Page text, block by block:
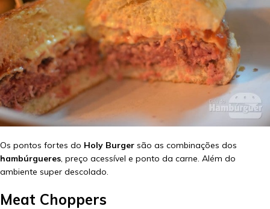
Os pontos fortes do Holy Burger são as combinações dos
hambúrgueres, preço acessível e ponto da carne. Além do
ambiente super descolado.
Meat Choppers